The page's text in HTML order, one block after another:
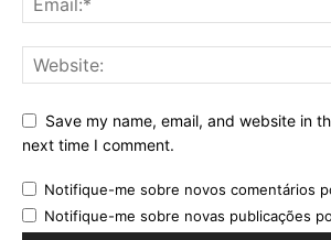
Save my name, email, and website in
next time I comment.
Notifique-me sobre novos comentários
Notifique-me sobre novas publicações